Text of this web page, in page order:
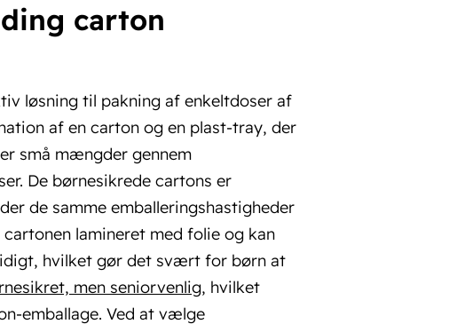
carton
løsning til pakning af enkeltdoser af
af en carton og en plast-tray, der
små mængder gennem
De børnesikrede cartons er
de samme emballeringshastigheder
lamineret med folie og kan
hvilket gør det svært for børn at
men seniorvenlig, hvilket
emballage. Ved at vælge